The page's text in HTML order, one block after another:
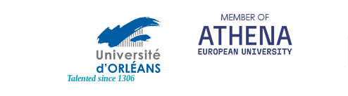
Site
Talented since 1306